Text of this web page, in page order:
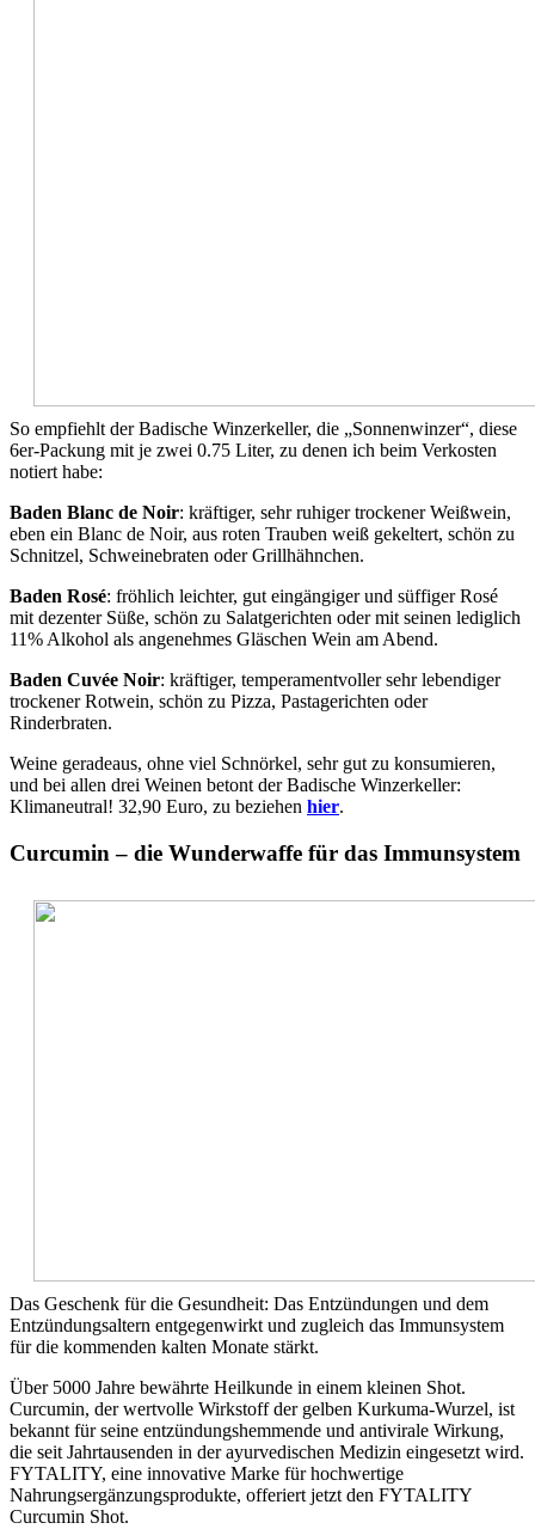
So empfiehlt der Badische Winzerkeller, die „Sonnenwinzer“, diese
6er-Packung mit je zwei 0.75 Liter, zu denen ich beim Verkosten
notiert habe:
Baden Blanc de Noir: kräftiger, sehr ruhiger trockener Weißwein,
eben ein Blanc de Noir, aus roten Trauben weiß gekeltert, schön zu
Schnitzel, Schweinebraten oder Grillhähnchen.
Baden Rosé: fröhlich leichter, gut eingängiger und süffiger Rosé
mit dezenter Süße, schön zu Salatgerichten oder mit seinen lediglich
11% Alkohol als angenehmes Gläschen Wein am Abend.
Baden Cuvée Noir: kräftiger, temperamentvoller sehr lebendiger
trockener Rotwein, schön zu Pizza, Pastagerichten oder
Rinderbraten.
Weine geradeaus, ohne viel Schnörkel, sehr gut zu konsumieren,
und bei allen drei Weinen betont der Badische Winzerkeller:
Klimaneutral! 32,90 Euro, zu beziehen hier.
Curcumin – die Wunderwaffe für das Immunsystem
Das Geschenk für die Gesundheit: Das Entzündungen und dem
Entzündungsaltern entgegenwirkt und zugleich das Immunsystem
für die kommenden kalten Monate stärkt.
Über 5000 Jahre bewährte Heilkunde in einem kleinen Shot.
Curcumin, der wertvolle Wirkstoff der gelben Kurkuma-Wurzel, ist
bekannt für seine entzündungshemmende und antivirale Wirkung,
die seit Jahrtausenden in der ayurvedischen Medizin eingesetzt wird.
FYTALITY, eine innovative Marke für hochwertige
Nahrungsergänzungsprodukte, offeriert jetzt den FYTALITY
Curcumin Shot.